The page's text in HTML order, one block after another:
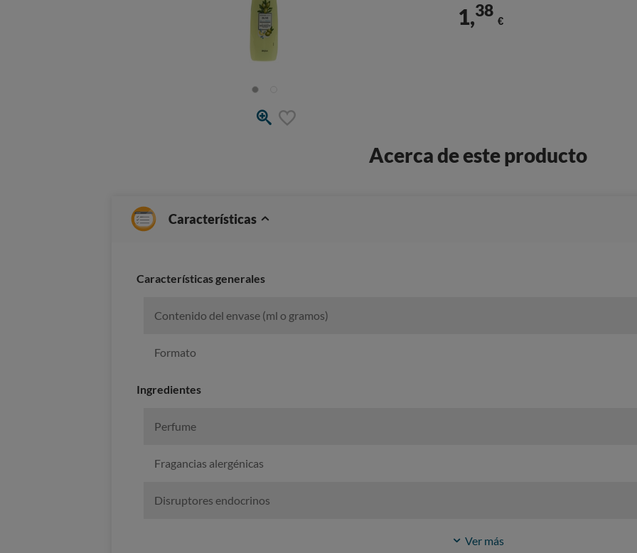
1,38
€
Acerca de este producto
Características
Caracterí­sticas generales
Contenido del envase (ml o gramos)
Formato
Ingredientes
Perfume
Fragancias alergénicas
Disruptores endocrinos
Ver más